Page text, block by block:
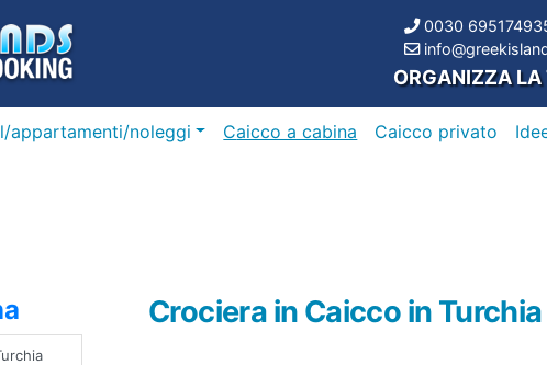
0030
ORGANIZZA
appartamenti/noleggi Caicco a cabina Caicco privato
Crociera in Caicco in Turchia